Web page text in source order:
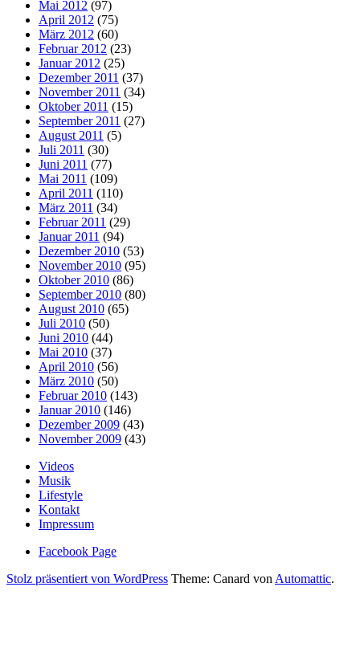
Mai 2012 (97)
April 2012 (75)
März 2012 (60)
Februar 2012 (23)
Januar 2012 (25)
Dezember 2011 (37)
November 2011 (34)
Oktober 2011 (15)
September 2011 (27)
August 2011 (5)
Juli 2011 (30)
Juni 2011 (77)
Mai 2011 (109)
April 2011 (110)
März 2011 (34)
Februar 2011 (29)
Januar 2011 (94)
Dezember 2010 (53)
November 2010 (95)
Oktober 2010 (86)
September 2010 (80)
August 2010 (65)
Juli 2010 (50)
Juni 2010 (44)
Mai 2010 (37)
April 2010 (56)
März 2010 (50)
Februar 2010 (143)
Januar 2010 (146)
Dezember 2009 (43)
November 2009 (43)
Videos
Musik
Lifestyle
Kontakt
Impressum
Facebook Page
Stolz präsentiert von WordPress Theme: Canard von Automattic.